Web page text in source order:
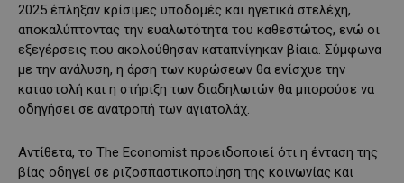
2025 έπληξαν κρίσιμες υποδομές και ηγετικά στελέχη,
αποκαλύπτοντας την ευαλωτότητα του καθεστώτος, ενώ οι
εξεγέρσεις που ακολούθησαν καταπνίγηκαν βίαια. Σύμφωνα
με την ανάλυση, η άρση των κυρώσεων θα ενίσχυε την
καταστολή και η στήριξη των διαδηλωτών θα μπορούσε να
οδηγήσει σε ανατροπή των αγιατολάχ.
Αντίθετα, το The Economist προειδοποιεί ότι η ένταση της
βίας οδηγεί σε ριζοσπαστικοποίηση της κοινωνίας και